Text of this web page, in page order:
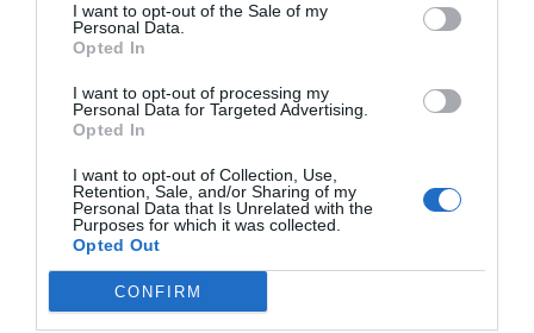
I want to opt-out of the Sale of my
Personal Data.
Opted In
I want to opt-out of processing my
Personal Data for Targeted Advertising.
Opted In
I want to opt-out of Collection, Use,
Retention, Sale, and/or Sharing of my
Personal Data that Is Unrelated with the
Purposes for which it was collected.
Opted Out
CONFIRM
FundaciónValgrAI, referente autonómico
eninvestigación, innovación y formación avanzada en
inteligenciaartificial, asume la coordinación de este
programa con unaestrategia basada en la
descentralización, la calidad educativa y
lacolaboración con el tejido local.
ValgrAI esunafundación sin ánimo de lucro formada
por la Generalitat Valenciana,las cinco universidades
públicas de la Comunitat Valenciana(Universitat de
València, UniversitatPolitècnica de
València,Universitat d´Alacant, Universidad Jaume I y
Universidad MiguelHernández) y empresas del sector
que coordina el estudio y lainvestigación en